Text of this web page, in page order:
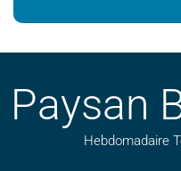
Paysan
Hebdomadaire